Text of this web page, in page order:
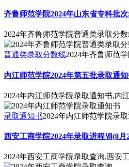
齐鲁师范学院2024年山东省专科批
2024年齐鲁师范学院普通类录取分
普通类录取分数线2024年齐鲁师范
内江师范学院2024年第五批录取通
2024年内江师范学院录取通知书,内
录取通知书2024年内江师范学院录
西安工商学院2024年录取进程Ⅶ(8月
2024年西安工商学院录取查询,西安